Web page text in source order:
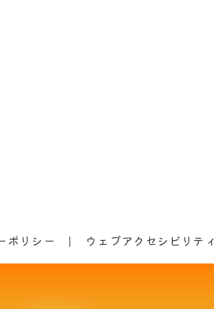
ポリシー ウェブアクセシビリティ